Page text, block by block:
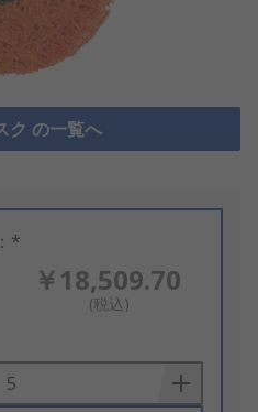
ク の一覧へ
*
￥18,509.70
(税込)